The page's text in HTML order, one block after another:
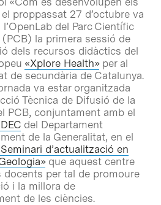
proppassat 27 d’octubre va
del Parc Científic
(PCB) la primera sessió de
dels recursos didàctics del
«Xplore Health»per al
de secundària de Catalunya.
va estar organitzada
Tècnica de Difusió de la
PCB, conjuntament amb el
del Departament
de la Generalitat, en el
d’actualització en
que aquest centre
docents per tal de promoure
i la millora de
de les ciències.